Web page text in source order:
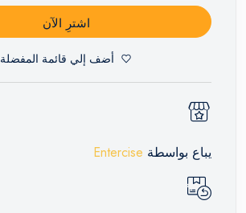
اشترِ الآن
أضف إلي قائمة المفضلة
يباع بواسطة Entercise